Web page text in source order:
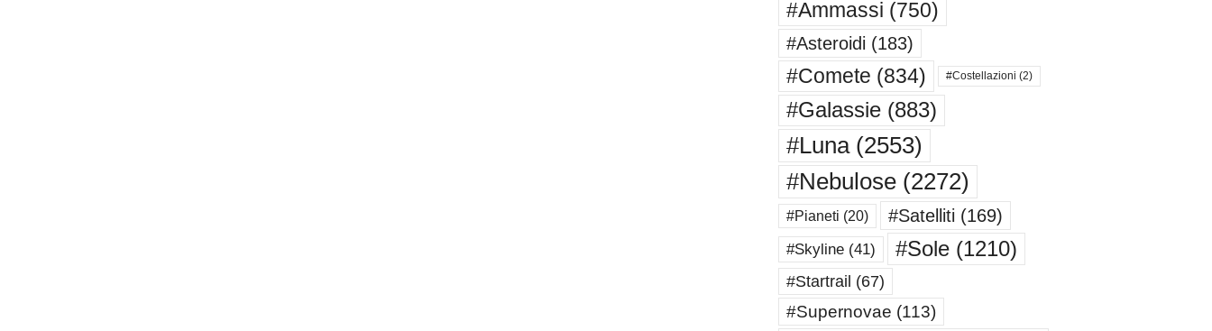
#Ammassi (750)
#Asteroidi (183)
#Comete (834) #Costellazioni (2)
#Galassie(883)
#Luna(2553)
#Nebulose(2272)
#Pianeti (20) #Satelliti (169)
#Skyline(41) #Sole(1210)
#Startrail (67)
#Supernovae (113)